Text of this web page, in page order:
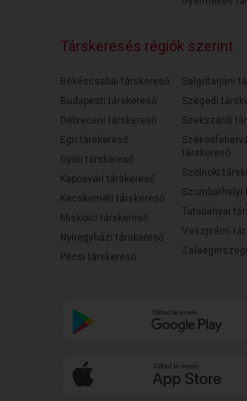
Társkeresés régiók szerint
Békéscsabai társkereső
Budapesti társkereső
Debreceni társkereső
Egri társkereső
Győri társkereső
Kaposvári társkereső
Kecskeméti társkereső
Miskolci társkereső
Nyíregyházi társkereső
Pécsi társkereső
Salgótarjáni
Szegedi
Szekszárdi
társkereső
Szolnoki
Szombathelyi
Tatabányai
Veszprémi